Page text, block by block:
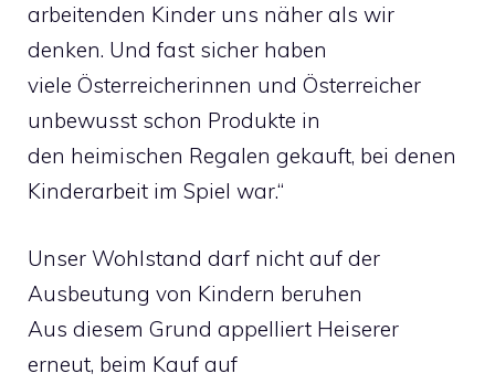
arbeitenden Kinder uns näher als wir
denken. Und fast sicher haben
viele Österreicherinnen und Österreicher
unbewusst schon Produkte in
den heimischen Regalen gekauft, bei denen
Kinderarbeit im Spiel war.“
Unser Wohlstand darf nicht auf der
Ausbeutung von Kindern beruhen
Aus diesem Grund appelliert Heiserer
erneut, beim Kauf auf